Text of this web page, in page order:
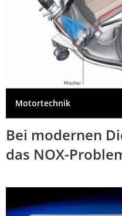
Motortechnik
Bei modernen
das NOX-